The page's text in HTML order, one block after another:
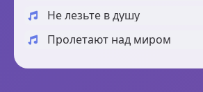
Не лезьте в душу
Пролетают над миром